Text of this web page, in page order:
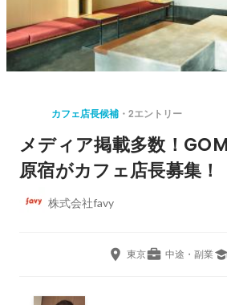
カフェ店長候補 2エントリー
メディア掲載多数！
原宿がカフェ店長募集！
株式会社favy
東京 中途・副業